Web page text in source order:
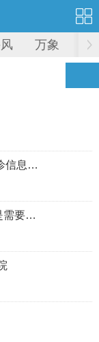
万象 图
合江县中医医院6月29日—7月5日门诊坐诊信息！可线上预约→
别把“小胖墩”当可爱！小儿肥胖不是壮，是需要重视的慢性病